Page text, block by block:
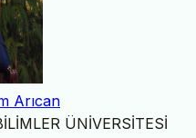
Arıcan
ÜNİVERSİTESİ